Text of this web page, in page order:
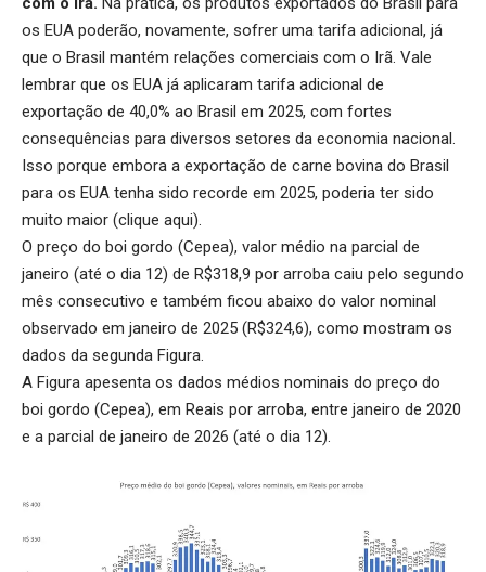
os EUA poderão, novamente, sofrer uma tarifa adicional, já
que o Brasil mantém relações comerciais com o Irã. Vale
lembrar que os EUA já aplicaram tarifa adicional de
exportação de 40,0% ao Brasil em 2025, com fortes
consequências para diversos setores da economia nacional.
Isso porque embora a exportação de carne bovina do Brasil
para os EUA tenha sido recorde em 2025, poderia ter sido
muito maior (clique aqui).
O preço do boi gordo (Cepea), valor médio na parcial de
janeiro (até o dia 12) de R$318,9 por arroba caiu pelo segundo
mês consecutivo e também ficou abaixo do valor nominal
observado em janeiro de 2025 (R$324,6), como mostram os
dados da segunda Figura.
A Figura apesenta os dados médios nominais do preço do
boi gordo (Cepea), em Reais por arroba, entre janeiro de 2020
e a parcial de janeiro de 2026 (até o dia 12).